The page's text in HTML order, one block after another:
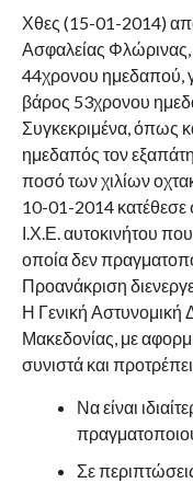
Χθες (15-01-2014)
Ασφαλείας Φλώρινας,
44χρονου ημεδαπού,
βάρος 53χρονου
Συγκεκριμένα, όπως
ημεδαπός τον
ποσό των χιλίων
10-01-2014 κατέθεσε
Ι.Χ.Ε. αυτοκινήτου
οποία δεν
Προανάκριση
Η Γενική Αστυνομική
Μακεδονίας, με
συνιστά και
Να είναι
Σε